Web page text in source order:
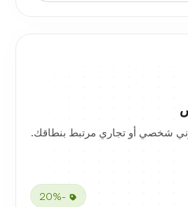
شخصي أو تجاري مرتبط بنطاقك.
-20%